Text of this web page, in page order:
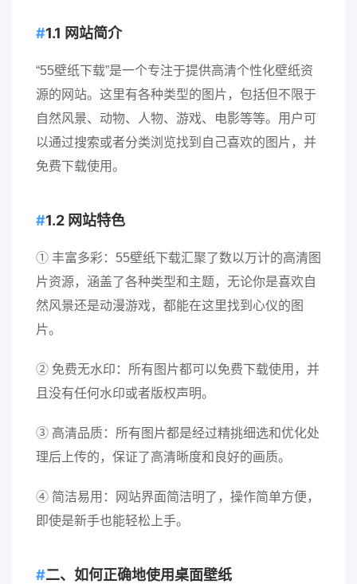
1.1 网站简介
“55壁纸下载”是一个专注于提供高清个性化壁纸资
源的网站。这里有各种类型的图片，包括但不限于
自然风景、动物、人物、游戏、电影等等。用户可
以通过搜索或者分类浏览找到自己喜欢的图片，并
免费下载使用。
1.2 网站特色
① 丰富多彩：55壁纸下载汇聚了数以万计的高清图
片资源，涵盖了各种类型和主题，无论你是喜欢自
然风景还是动漫游戏，都能在这里找到心仪的图
片。
② 免费无水印：所有图片都可以免费下载使用，并
且没有任何水印或者版权声明。
③ 高清品质：所有图片都是经过精挑细选和优化处
理后上传的，保证了高清晰度和良好的画质。
④ 简洁易用：网站界面简洁明了，操作简单方便，
即使是新手也能轻松上手。
二、如何正确地使用桌面壁纸